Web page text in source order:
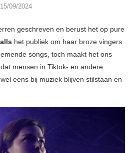
15/09/2024
geschreven en berust het op pure
het publiek om haar broze vingers
songs, toch maakt het ons
mensen in Tiktok- en andere
eens bij muziek blijven stilstaan en